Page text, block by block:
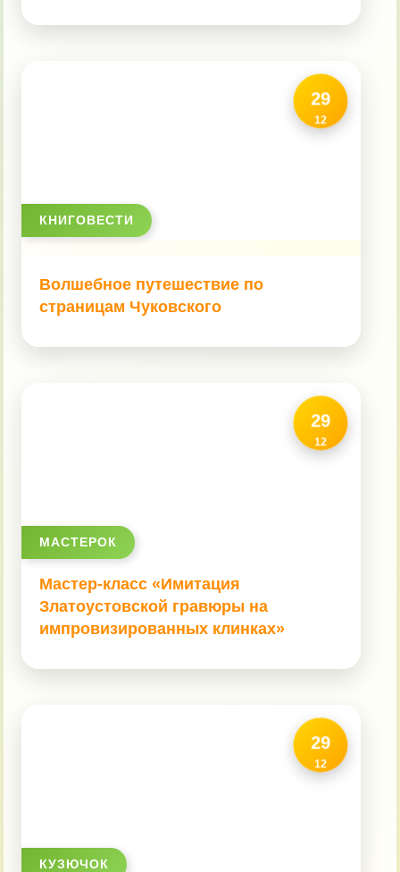
29
12
КНИГОВЕСТИ
Волшебное путешествие по
страницам Чуковского
29
12
МАСТЕРОК
Мастер-класс «Имитация
Златоустовской гравюры на
импровизированных клинках»
29
12
КУЗЮЧОК